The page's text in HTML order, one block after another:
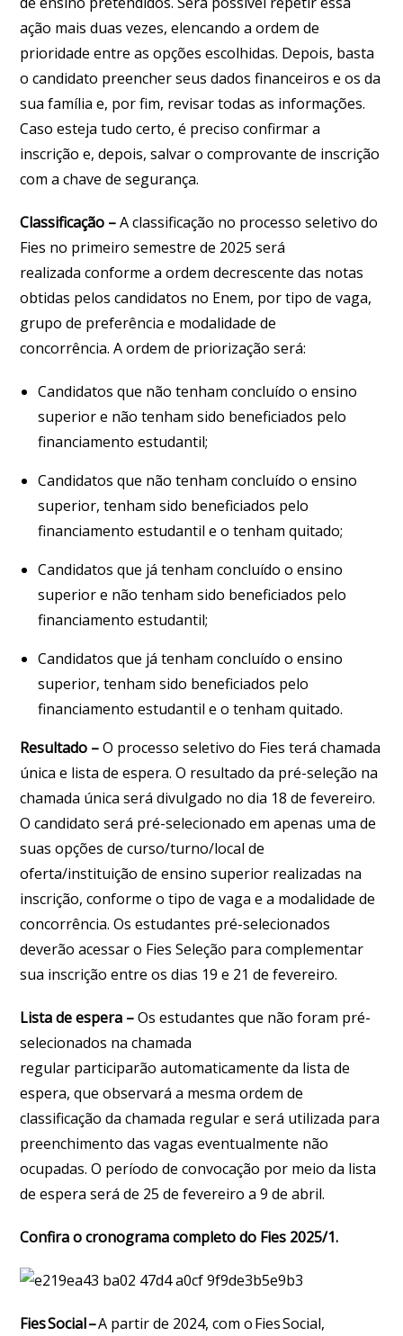
ação mais duas vezes, elencando a ordem de
prioridade entre as opções escolhidas. Depois, basta
o candidato preencher seus dados financeiros e os da
sua família e, por fim, revisar todas as informações.
Caso esteja tudo certo, é preciso confirmar a
inscrição e, depois, salvar o comprovante de inscrição
com a chave de segurança.
Classificação –A classificação no processo seletivo do
Fies no primeiro semestre de 2025 será
realizada conforme a ordem decrescente das notas
obtidas pelos candidatos no Enem, por tipo de vaga,
grupo de preferência e modalidade de
concorrência. A ordem de priorização será:
Candidatos que não tenham concluído o ensino
superior e não tenham sido beneficiados pelo
financiamento estudantil;
Candidatos que não tenham concluído o ensino
superior, tenham sido beneficiados pelo
financiamento estudantil e o tenham quitado;
Candidatos que já tenham concluído o ensino
superior e não tenham sido beneficiados pelo
financiamento estudantil;
Candidatos que já tenham concluído o ensino
superior, tenham sido beneficiados pelo
financiamento estudantil e o tenham quitado.
Resultado –O processo seletivo do Fies terá chamada
única e lista de espera. O resultado da pré-seleção na
chamada única será divulgado no dia 18 de fevereiro.
O candidato será pré-selecionado em apenas uma de
suas opções de curso/turno/local de
oferta/instituição de ensino superior realizadas na
inscrição, conforme o tipo de vaga e a modalidade de
concorrência. Os estudantes pré-selecionados
deverão acessar o Fies Seleção para complementar
sua inscrição entre os dias 19 e 21 de fevereiro.
Lista de espera –Os estudantes que não foram pré-
selecionados na chamada
regular participarão automaticamente da lista de
espera, que observará a mesma ordem de
classificação da chamada regular e será utilizada para
preenchimento das vagas eventualmente não
ocupadas. O período de convocação por meio da lista
de espera será de 25 de fevereiro a 9 de abril.
Confira o cronograma completo do Fies 2025/1.
Fies Social–A partir de 2024, com o Fies Social,